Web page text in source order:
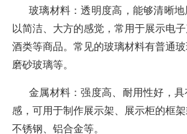
玻璃材料：透明度高，能够清晰
以简洁、大方的感觉，常用于展示电子
酒类等商品。常见的玻璃材料有普通玻
磨砂玻璃等。
金属材料：强度高、耐用性好，
感，可用于制作展示架、展示柜的框
不锈钢、铝合金等。